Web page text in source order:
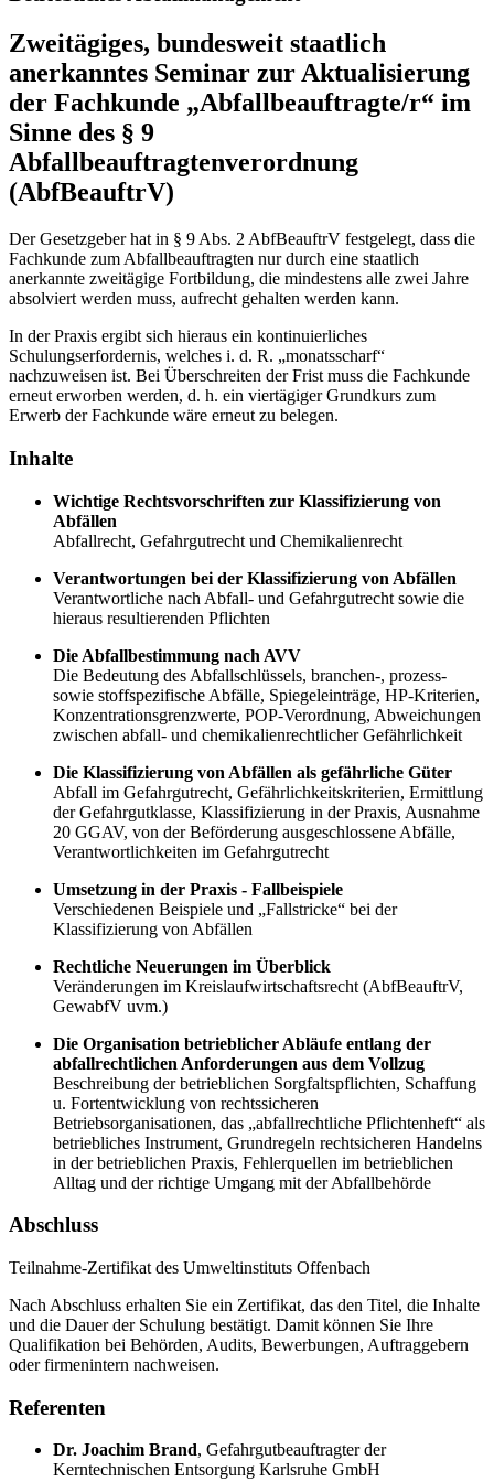
Zweitägiges, bundesweit staatlich
anerkanntes Seminar zur Aktualisierung
der Fachkunde „Abfallbeauftragte/r“ im
Sinne des § 9
Abfallbeauftragtenverordnung
(AbfBeauftrV)
Der Gesetzgeber hat in § 9 Abs. 2 AbfBeauftrV festgelegt, dass die
Fachkunde zum Abfallbeauftragten nur durch eine staatlich
anerkannte zweitägige Fortbildung, die mindestens alle zwei Jahre
absolviert werden muss, aufrecht gehalten werden kann.
In der Praxis ergibt sich hieraus ein kontinuierliches
Schulungserfordernis, welches i. d. R. „monatsscharf“
nachzuweisen ist. Bei Überschreiten der Frist muss die Fachkunde
erneut erworben werden, d. h. ein viertägiger Grundkurs zum
Erwerb der Fachkunde wäre erneut zu belegen.
Inhalte
Wichtige Rechtsvorschriften zur Klassifizierung von
Abfällen
Abfallrecht, Gefahrgutrecht und Chemikalienrecht
Verantwortungen bei der Klassifizierung von Abfällen
Verantwortliche nach Abfall- und Gefahrgutrecht sowie die
hieraus resultierenden Pflichten
Die Abfallbestimmung nach AVV
Die Bedeutung des Abfallschlüssels, branchen-, prozess-
sowie stoffspezifische Abfälle, Spiegeleinträge, HP-Kriterien,
Konzentrationsgrenzwerte, POP-Verordnung, Abweichungen
zwischen abfall- und chemikalienrechtlicher Gefährlichkeit
Die Klassifizierung von Abfällen als gefährliche Güter
Abfall im Gefahrgutrecht, Gefährlichkeitskriterien, Ermittlung
der Gefahrgutklasse, Klassifizierung in der Praxis, Ausnahme
20 GGAV, von der Beförderung ausgeschlossene Abfälle,
Verantwortlichkeiten im Gefahrgutrecht
Umsetzung in der Praxis - Fallbeispiele
Verschiedenen Beispiele und „Fallstricke“ bei der
Klassifizierung von Abfällen
Rechtliche Neuerungen im Überblick
Veränderungen im Kreislaufwirtschaftsrecht (AbfBeauftrV,
GewabfV uvm.)
Die Organisation betrieblicher Abläufe entlang der
abfallrechtlichen Anforderungen aus dem Vollzug
Beschreibung der betrieblichen Sorgfaltspflichten, Schaffung
u. Fortentwicklung von rechtssicheren
Betriebsorganisationen, das „abfallrechtliche Pflichtenheft“ als
betriebliches Instrument, Grundregeln rechtsicheren Handelns
in der betrieblichen Praxis, Fehlerquellen im betrieblichen
Alltag und der richtige Umgang mit der Abfallbehörde
Abschluss
Teilnahme-Zertifikat des Umweltinstituts Offenbach
Nach Abschluss erhalten Sie ein Zertifikat, das den Titel, die Inhalte
und die Dauer der Schulung bestätigt. Damit können Sie Ihre
Qualifikation bei Behörden, Audits, Bewerbungen, Auftraggebern
oder firmenintern nachweisen.
Referenten
Dr. Joachim Brand, Gefahrgutbeauftragter der
Kerntechnischen Entsorgung Karlsruhe GmbH